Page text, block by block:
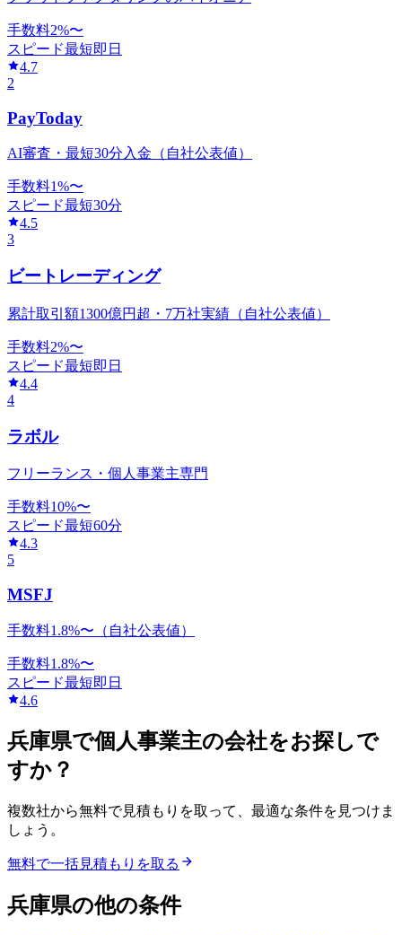
手数料2%〜
スピード最短即日
4.7
2
PayToday
AI審査・最短30分入金（自社公表値）
手数料1%〜
スピード最短30分
4.5
3
ビートレーディング
累計取引額1300億円超・7万社実績（自社公表値）
手数料2%〜
スピード最短即日
4.4
4
ラボル
フリーランス・個人事業主専門
手数料10%〜
スピード最短60分
4.3
5
MSFJ
手数料1.8%〜（自社公表値）
手数料1.8%〜
スピード最短即日
4.6
兵庫県で個人事業主の会社をお探しで
すか？
複数社から無料で見積もりを取って、最適な条件を見つけま
しょう。
無料で一括見積もりを取る
兵庫県の他の条件